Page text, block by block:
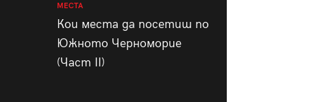
МЕСТА
Кои места да посетиш по
Южното Черноморие
(Част II)